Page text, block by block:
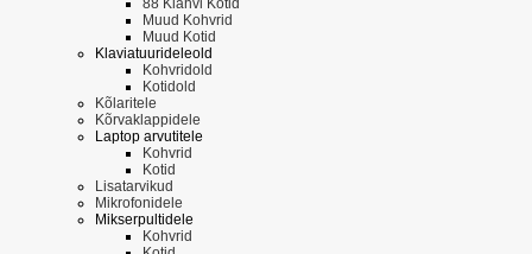
88 Klahvi Kotid
Muud Kohvrid
Muud Kotid
Klaviatuurideleold
Kohvridold
Kotidold
Kõlaritele
Kõrvaklappidele
Laptop arvutitele
Kohvrid
Kotid
Lisatarvikud
Mikrofonidele
Mikserpultidele
Kohvrid